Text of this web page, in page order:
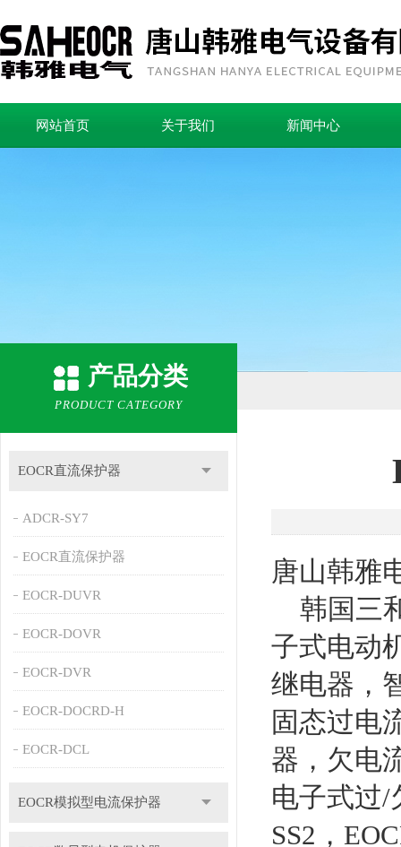
网站首页 关于我们 新闻中心
产品分类
PRODUCT CATEGORY
EOCR直流保护器
ADCR-SY7
EOCR直流保护器
EOCR-DUVR
EOCR-DOVR
EOCR-DVR
EOCR-DOCRD-H
EOCR-DCL
EOCR模拟型电流保护器
唐山韩雅
韩国三
子式电动
继电器，
固态过电
器，欠电
电子式过/
SS2，